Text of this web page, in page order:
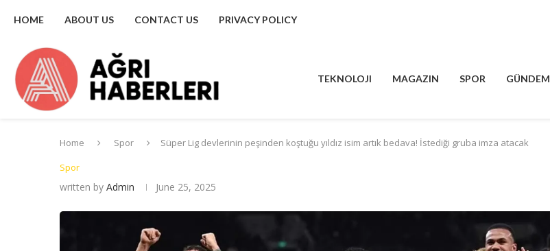
HOME ABOUT US CONTACT US PRIVACY POLICY
TEKNOLOJI MAGAZIN SPOR GÜNDEM
Home Spor
Süper Lig devlerinin peşinden koştuğu yıldız isim artık bedava! İstediği gruba imza atacak
Spor
written by Admin June 25, 2025